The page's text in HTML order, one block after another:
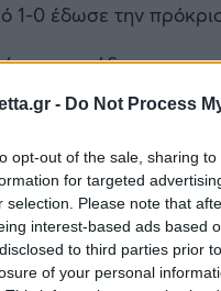
- Do Not Process
opt-out of the sale, sharing
for targeted
selection. Please note that
interest-based ads based
to third parties prior
of your personal
1-0 έδωσε την
ομάδα του
Ντεμπελέ πετάει
2.5 Γκολ
του έως τώρα
Έκανε την
και στη συνέχεια ο